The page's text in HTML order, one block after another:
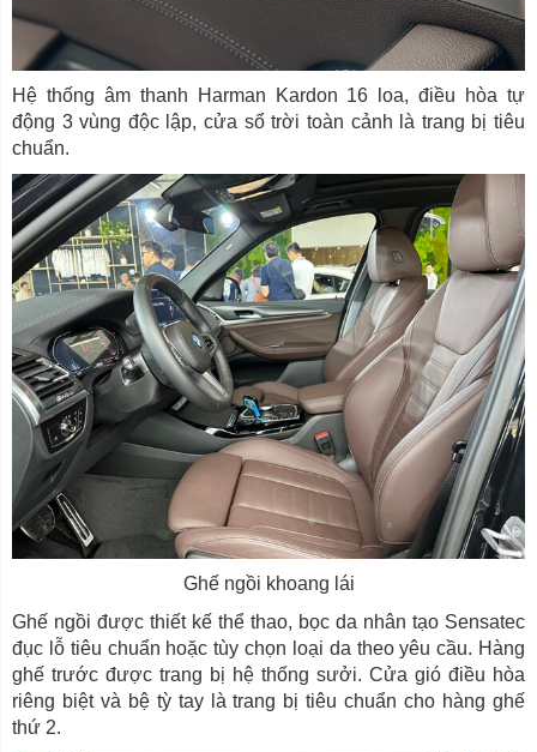
Hệ thống âm thanh Harman Kardon 16 loa, điều hòa tự
động 3 vùng độc lập, cửa sổ trời toàn cảnh là trang bị tiêu
chuẩn.
Ghế ngồi khoang lái
Ghế ngồi được thiết kế thể thao, bọc da nhân tạo Sensatec
đục lỗ tiêu chuẩn hoặc tùy chọn loại da theo yêu cầu. Hàng
ghế trước được trang bị hệ thống sưởi. Cửa gió điều hòa
riêng biệt và bệ tỳ tay là trang bị tiêu chuẩn cho hàng ghế
thứ 2.